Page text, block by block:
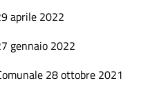
aprile 2022
gennaio 2022
28 ottobre 2021